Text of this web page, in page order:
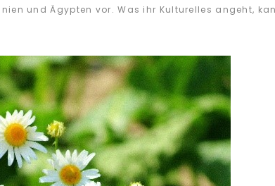
und Ägypten vor. Was ihr Kulturelles angeht,